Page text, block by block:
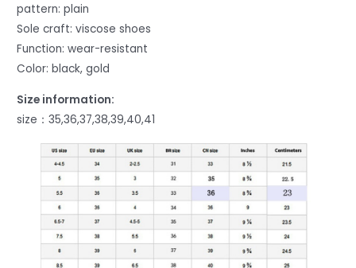
pattern: plain
Sole craft: viscose shoes
Function: wear-resistant
Color: black, gold
Size information:
size：35,36,37,38,39,40,41